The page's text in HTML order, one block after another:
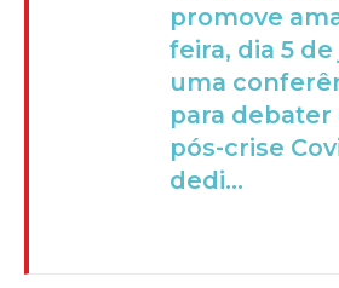
promove
feira, dia 5
uma
para
pós-crise
dedi...